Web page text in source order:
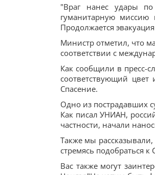
"Враг нанес удары
гуманитарную миссию
Продолжается
Министр отметил, что
соответствии с
Как сообщили в пресс-
соответствующий цвет
Спасение.
Одно из пострадавших
Как писал УНИАН,
частности, начали
Также мы
стремясь подобраться
Вас также могут